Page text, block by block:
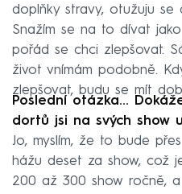
doplňky stravy, otužuju se
Snažím se na to dívat
pořád se chci zlepšovat.
život vnímám podobně.
zlepšovat, budu se mít
Poslední otázka...
dortů jsi na svých show
Jo, myslím, že to bude
hážu deset za show, což
200 až 300 show ročně,